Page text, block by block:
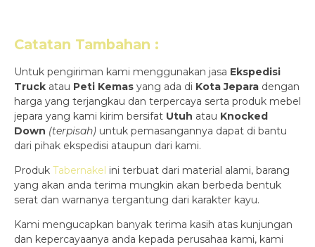
Catatan Tambahan :
Untuk pengiriman kami menggunakan jasa Ekspedisi
Truck atau Peti Kemas yang ada di Kota Jepara dengan
harga yang terjangkau dan terpercaya serta produk mebel
jepara yang kami kirim bersifat Utuh atau Knocked
Down (terpisah) untuk pemasangannya dapat di bantu
dari pihak ekspedisi ataupun dari kami.
Produk Tabernakel ini terbuat dari material alami, barang
yang akan anda terima mungkin akan berbeda bentuk
serat dan warnanya tergantung dari karakter kayu.
Kami mengucapkan banyak terima kasih atas kunjungan
dan kepercayaanya anda kepada perusahaa kami, kami